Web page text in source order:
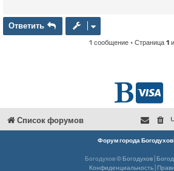
е
Ответить
Ответить
1 сообщение • Страница 1
Г
в
н
D
o
n
a
Список форумов
Форум города Богодухов!
Богодухов © Богодухов
Конфиденциальность